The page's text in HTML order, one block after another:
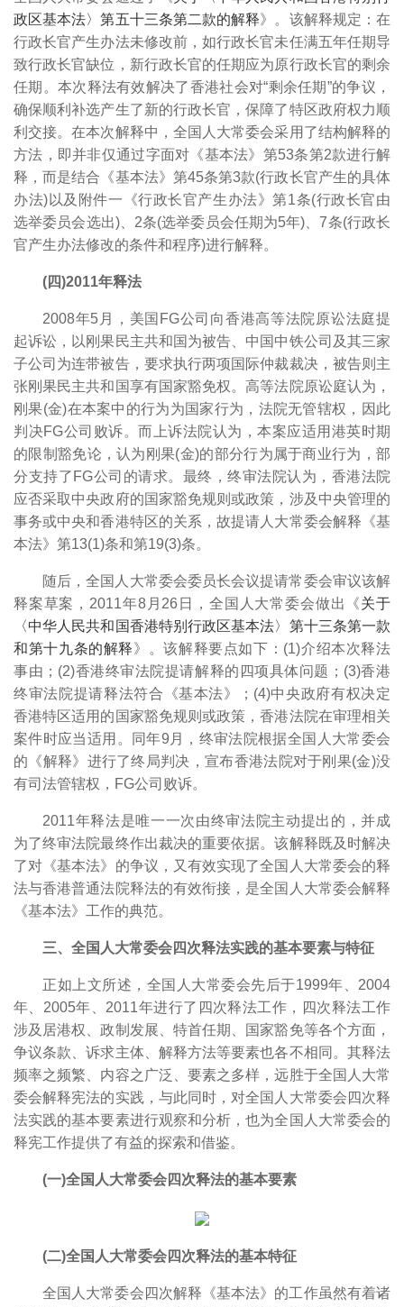
政区基本法〉第五十三条第二款的解释》。该解释规定：在
行政长官产生办法未修改前，如行政长官未任满五年任期导
致行政长官缺位，新行政长官的任期应为原行政长官的剩余
任期。本次释法有效解决了香港社会对“剩余任期”的争议，
确保顺利补选产生了新的行政长官，保障了特区政府权力顺
利交接。在本次解释中，全国人大常委会采用了结构解释的
方法，即并非仅通过字面对《基本法》第53条第2款进行解
释，而是结合《基本法》第45条第3款(行政长官产生的具体
办法)以及附件一《行政长官产生办法》第1条(行政长官由
选举委员会选出)、2条(选举委员会任期为5年)、7条(行政长
官产生办法修改的条件和程序)进行解释。
(四)2011年释法
2008年5月，美国FG公司向香港高等法院原讼法庭提
起诉讼，以刚果民主共和国为被告、中国中铁公司及其三家
子公司为连带被告，要求执行两项国际仲裁裁决，被告则主
张刚果民主共和国享有国家豁免权。高等法院原讼庭认为，
刚果(金)在本案中的行为为国家行为，法院无管辖权，因此
判决FG公司败诉。而上诉法院认为，本案应适用港英时期
的限制豁免论，认为刚果(金)的部分行为属于商业行为，部
分支持了FG公司的请求。最终，终审法院认为，香港法院
应否采取中央政府的国家豁免规则或政策，涉及中央管理的
事务或中央和香港特区的关系，故提请人大常委会解释《基
本法》第13(1)条和第19(3)条。
随后，全国人大常委会委员长会议提请常委会审议该解
释案草案，2011年8月26日，全国人大常委会做出《关于
〈中华人民共和国香港特别行政区基本法〉第十三条第一款
和第十九条的解释》。该解释要点如下：(1)介绍本次释法
事由；(2)香港终审法院提请解释的四项具体问题；(3)香港
终审法院提请释法符合《基本法》；(4)中央政府有权决定
香港特区适用的国家豁免规则或政策，香港法院在审理相关
案件时应当适用。同年9月，终审法院根据全国人大常委会
的《解释》进行了终局判决，宣布香港法院对于刚果(金)没
有司法管辖权，FG公司败诉。
2011年释法是唯一一次由终审法院主动提出的，并成
为了终审法院最终作出裁决的重要依据。该解释既及时解决
了对《基本法》的争议，又有效实现了全国人大常委会的释
法与香港普通法院释法的有效衔接，是全国人大常委会解释
《基本法》工作的典范。
三、全国人大常委会四次释法实践的基本要素与特征
正如上文所述，全国人大常委会先后于1999年、2004
年、2005年、2011年进行了四次释法工作，四次释法工作
涉及居港权、政制发展、特首任期、国家豁免等各个方面，
争议条款、诉求主体、解释方法等要素也各不相同。其释法
频率之频繁、内容之广泛、要素之多样，远胜于全国人大常
委会解释宪法的实践，与此同时，对全国人大常委会四次释
法实践的基本要素进行观察和分析，也为全国人大常委会的
释宪工作提供了有益的探索和借鉴。
(一)全国人大常委会四次释法的基本要素
(二)全国人大常委会四次释法的基本特征
全国人大常委会四次解释《基本法》的工作虽然有着诸